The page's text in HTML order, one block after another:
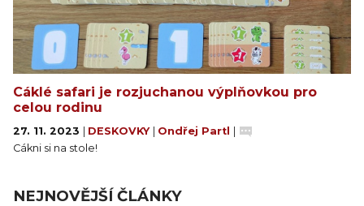
Cáklé safari je rozjuchanou výplňovkou pro
celou rodinu
27. 11. 2023 DESKOVKY Ondřej Partl
Cákni si na stole!
NEJNOVĚJŠÍ ČLÁNKY